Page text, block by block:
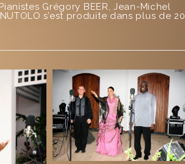
Grégory BEER, Jean-Michel
s’est produite dans plus de 20